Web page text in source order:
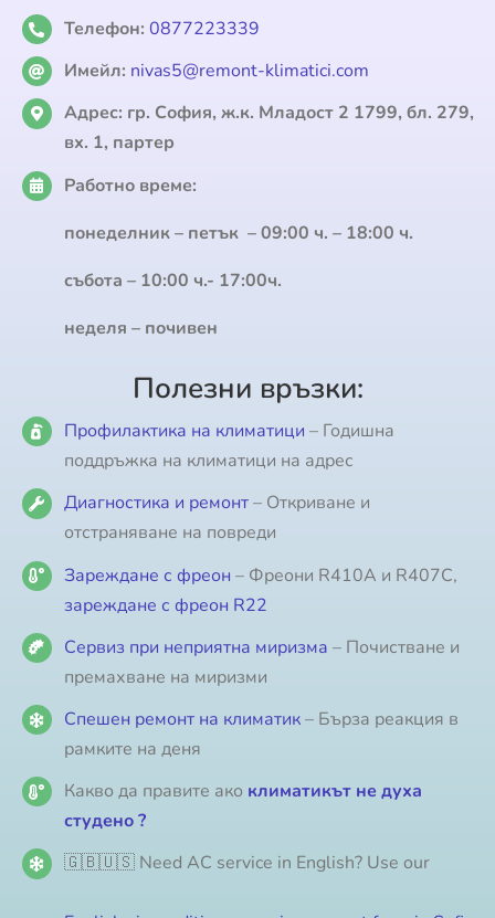
Телефон: 0877223339
Имейл: nivas5@remont-klimatici.com
Адрес: гр. София, ж.к. Младост 2 1799, бл. 279,
вх. 1, партер
Работно време:
понеделник – петък – 09:00 ч. – 18:00 ч.
събота – 10:00 ч.- 17:00ч.
неделя – почивен
Полезни връзки:
Профилактика на климатици – Годишна
поддръжка на климатици на адрес
Диагностика и ремонт– Откриване и
отстраняване на повреди
Зареждане с фреон – Фреони R410A и R407C,
зареждане с фреон R22
Сервиз при неприятна миризма – Почистване и
премахване на миризми
Спешен ремонт на климатик– Бърза реакция в
рамките на деня
Какво да правите ако климатикът не духа
студено ?
🇬🇧🇺🇸 Need AC service in English? Use our